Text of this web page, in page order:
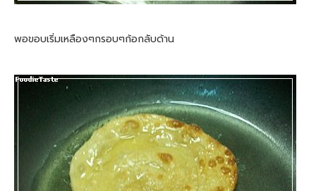
พอขอบเริ่มเหลืองๆกรอบๆก้อกลับด้าน